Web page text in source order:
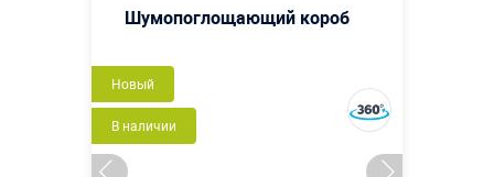
Шумопоглощающий короб
Новый
В наличии